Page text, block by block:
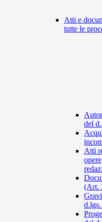
Atti e
tutte le
del
Atti
(Art.